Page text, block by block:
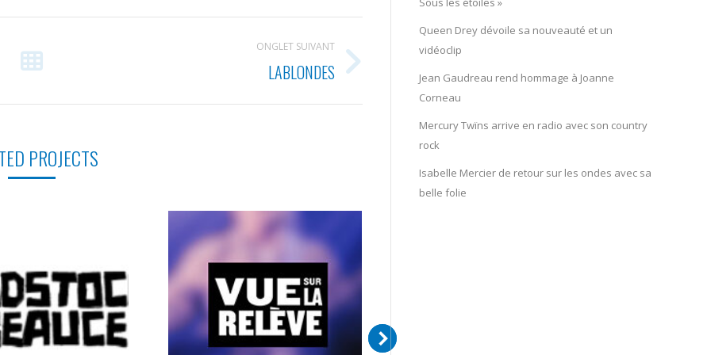
ONGLET SUIVANT
LABLONDES
PROJECTS
Queen Drey dévoile sa nouveauté et un
vidéoclip
Jean Gaudreau rend hommage à Joanne
Corneau
Mercury Twïns arrive en radio avec son country
rock
Isabelle Mercier de retour sur les ondes avec sa
belle folie